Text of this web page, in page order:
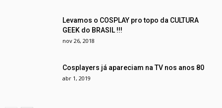
Levamos o COSPLAY pro topo da CULTURA
GEEK do BRASIL !!!
nov 26, 2018
Cosplayers já apareciam na TV nos anos 80
abr 1, 2019